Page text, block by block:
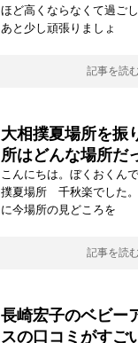
ほど高くならなくて過ご
あと少し頑張りましょ
記事を読
大相撲夏場所を振
所はどんな場所だ
こんにちは。ぼくおくん
撲夏場所 千秋楽でした
に今場所の見どころを
記事を読
長崎宏子のベビー
スの口コミがすご